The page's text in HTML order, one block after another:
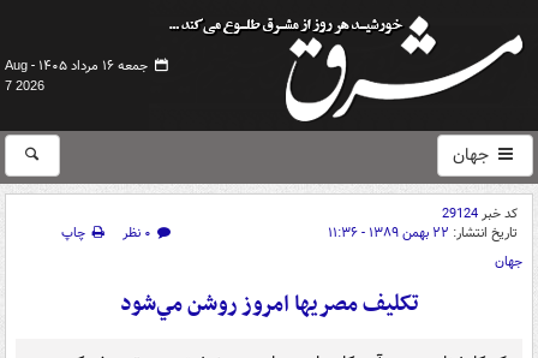
جمعه ۱۶ مرداد ۱۴۰۵ -
Aug
7 2026
جهان
کد خبر29124
تاریخ انتشار: ۲۲ بهمن ۱۳۸۹ - ۱۱:۳۶ ۰ نظر
چاپ
جهان
تکليف مصريها امروز روشن مي‌شود